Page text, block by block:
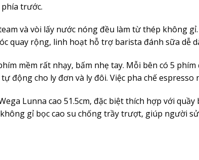
trước.
và vòi lấy nước nóng đều làm từ thép không
quay rộng, linh hoạt hỗ trợ barista đánh sữa dễ
mềm rất nhạy, bấm nhẹ tay. Mỗi bên có 5
động cho ly đơn và ly đôi. Việc pha chế
Lunna cao 51.5cm, đặc biệt thích hợp với
gỉ bọc cao su chống trầy trượt, giúp người